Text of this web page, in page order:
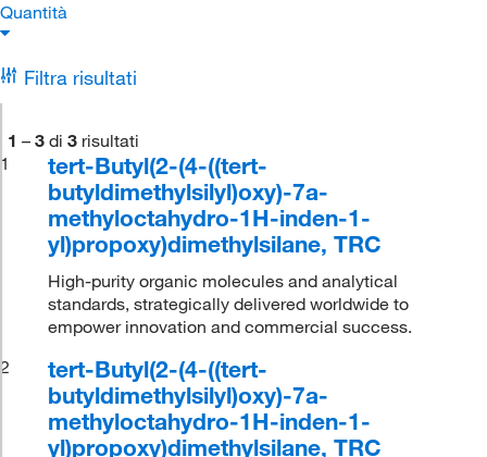
Quantità
Filtra risultati
1 – 3 di 3 risultati
1
tert-Butyl(2-(4-((tert-
butyldimethylsilyl)oxy)-7a-
methyloctahydro-1H-inden-1-
yl)propoxy)dimethylsilane, TRC
High-purity organic molecules and analytical
standards, strategically delivered worldwide to
empower innovation and commercial success.
2
tert-Butyl(2-(4-((tert-
butyldimethylsilyl)oxy)-7a-
methyloctahydro-1H-inden-1-
yl)propoxy)dimethylsilane, TRC